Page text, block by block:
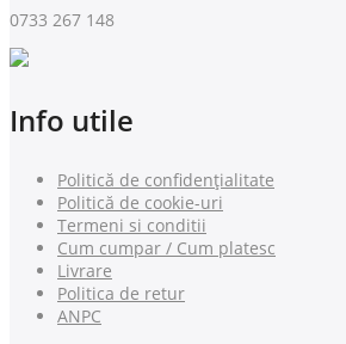
0733 267 148
Info utile
Politică de confidențialitate
Politică de cookie-uri
Termeni si conditii
Cum cumpar / Cum platesc
Livrare
Politica de retur
ANPC